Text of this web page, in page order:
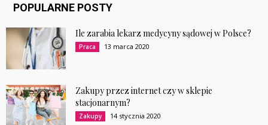
POPULARNE POSTY
Ile zarabia lekarz medycyny sądowej w Polsce?
Praca 13 marca 2020
Zakupy przez internet czy w sklepie
stacjonarnym?
Zakupy 14 stycznia 2020